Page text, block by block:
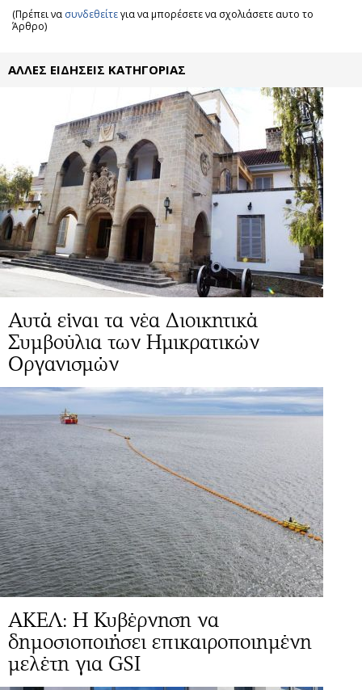
(Πρέπει να συνδεθείτεγια να μπορέσετε να σχολιάσετε αυτο το
Άρθρο)
ΑΛΛΕΣ ΕΙΔΗΣΕΙΣ ΚΑΤΗΓΟΡΙΑΣ
Αυτά είναι τα νέα Διοικητικά
Συμβούλια των Ημικρατικών
Οργανισμών
ΑΚΕΛ: Η Κυβέρνηση να
δημοσιοποιήσει επικαιροποιημένη
μελέτη για GSI